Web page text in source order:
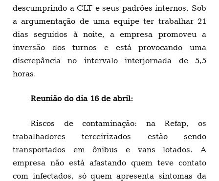
descumprindo a CLT e seus padrões internos. Sob
a argumentação de uma equipe ter trabalhar 21
dias seguidos à noite, a empresa promoveu a
inversão dos turnos e está provocando uma
discrepância no intervalo interjornada de 5,5
horas.
Reunião do dia 16 de abril:
Riscos de contaminação: na Refap, os
trabalhadores terceirizados estão sendo
transportados em ônibus e vans lotados. A
empresa não está afastando quem teve contato
com infectados, só quem apresenta sintomas da